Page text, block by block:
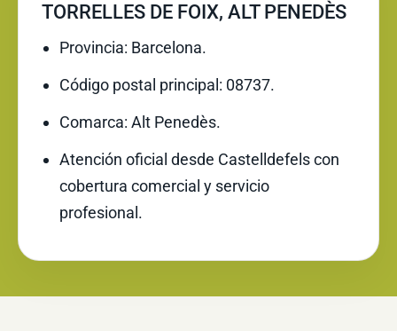
TORRELLES DE FOIX, ALT PENEDÈS
Provincia: Barcelona.
Código postal principal: 08737.
Comarca: Alt Penedès.
Atención oficial desde Castelldefels con
cobertura comercial y servicio
profesional.